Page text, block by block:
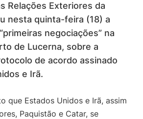
Relações Exteriores da
nesta quinta-feira (18) a
negociações” na
de Lucerna, sobre a
de acordo assinado
e Irã.
que Estados Unidos e Irã, assim
Paquistão e Catar, se